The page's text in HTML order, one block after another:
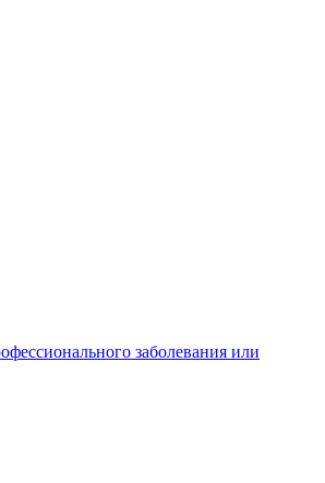
заболевания или